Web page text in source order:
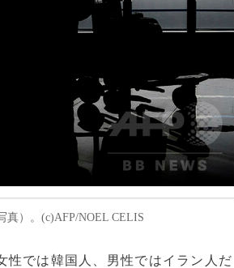
真）。(c)AFP/NOEL CELIS
性では韓国人、男性ではイラン人だ